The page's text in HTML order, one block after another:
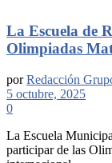
La Escuela de
Olimpiadas
por Redacción
5 octubre, 2025
0
La Escuela
participar de las